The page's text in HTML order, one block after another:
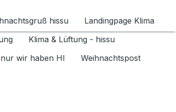
1.6.2026 umschalten
hissu
Landingpage Klima
Klima & Lüftung - hissu
wir haben HI
Weihnachtspost